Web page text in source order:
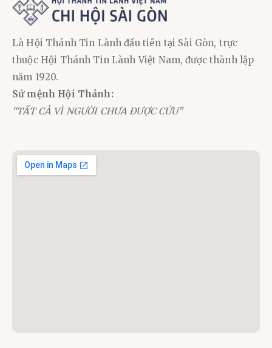
Là Hội Thánh Tin Lành đầu tiên tại Sài Gòn, trực
thuộc Hội Thánh Tin Lành Việt Nam, được thành lập
năm 1920.
Sứ mệnh Hội Thánh:
“TẤT CẢ VÌ NGƯỜI CHƯA ĐƯỢC CỨU”